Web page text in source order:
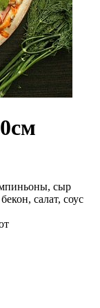
сыр
салат, соус